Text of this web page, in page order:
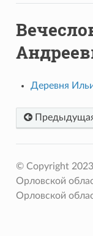
Деревня
© Copyright
Орловской
Орловской